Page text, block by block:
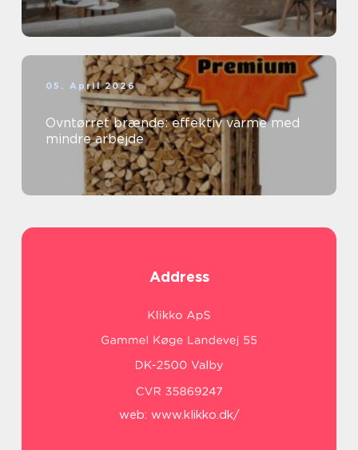
05. April 2026
Ovntørret brænde: effektiv varme med
mindre arbejde
Address
web: www.klikko.dk/